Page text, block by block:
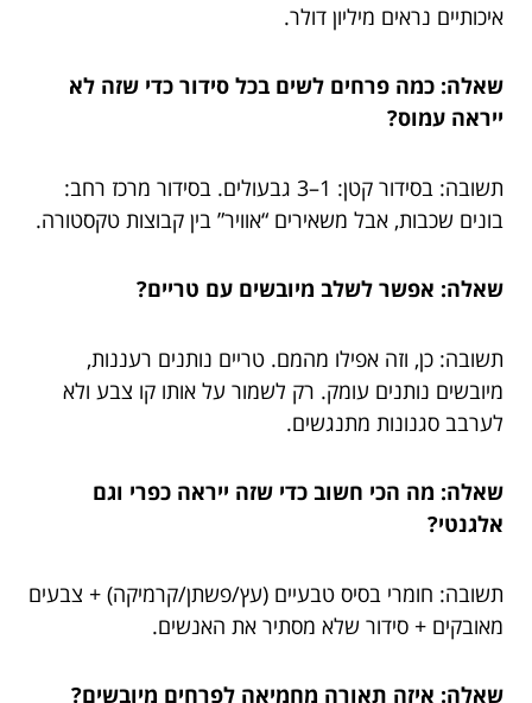
איכותיים נראים מיליון דולר.
שאלה: כמה פרחים לשים בכל סידור כדי שזה לא
ייראה עמוס?
תשובה: בסידור קטן: 1–3 גבעולים. בסידור מרכז רחב:
בונים שכבות, אבל משאירים “אוויר” בין קבוצות טקסטורה.
שאלה: אפשר לשלב מיובשים עם טריים?
תשובה: כן, וזה אפילו מהמם. טריים נותנים רעננות,
מיובשים נותנים עומק. רק לשמור על אותו קו צבע ולא
לערבב סגנונות מתנגשים.
שאלה: מה הכי חשוב כדי שזה ייראה כפרי וגם
אלגנטי?
תשובה: חומרי בסיס טבעיים (עץ/פשתן/קרמיקה) + צבעים
מאובקים + סידור שלא מסתיר את האנשים.
שאלה: איזה תאורה מחמיאה לפרחים מיובשים?